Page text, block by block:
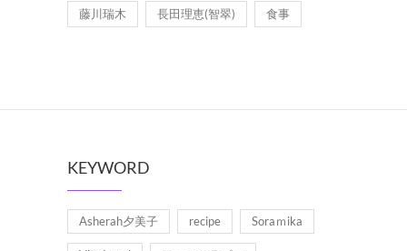
藤川瑞木 長田理恵(智翠) 食事
KEYWORD
Asherah夕美子 recipe Soraｍika